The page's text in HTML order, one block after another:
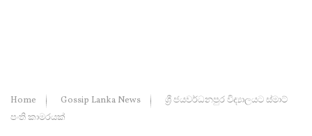
Home Gossip Lanka News
ශ්‍රී ජයවර්ධනපුර විද්‍යාලයට ස්මාට්
පංති කාමරයක්